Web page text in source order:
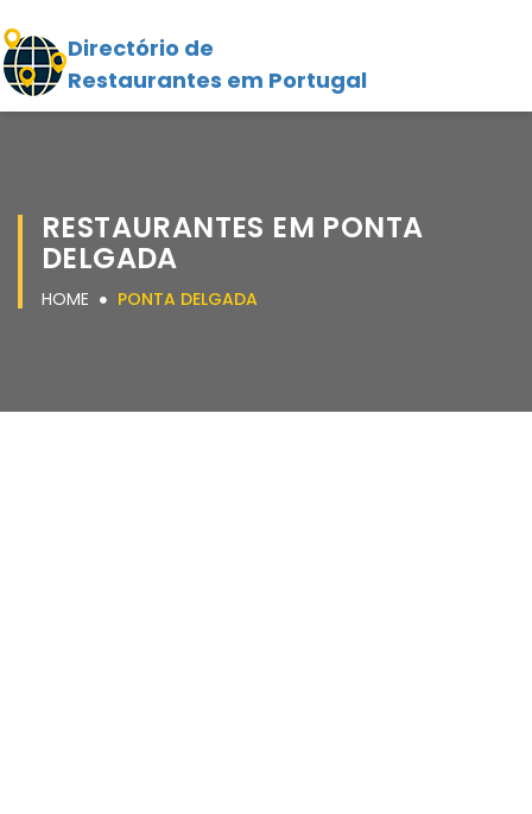
Directório de
Restaurantes em Portugal
RESTAURANTES EM PONTA
DELGADA
HOME PONTA DELGADA